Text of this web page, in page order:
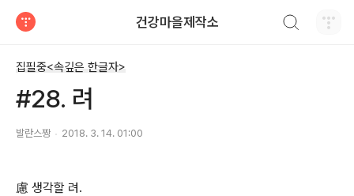
건강마을제작소
집필중<속깊은 한글자>
#28. 려
발란스짱 2018. 3. 14. 01:00
慮 생각할 려.